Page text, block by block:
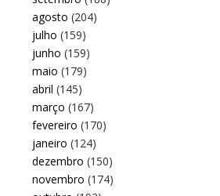
agosto (204)
julho (159)
junho (159)
maio (179)
abril (145)
março (167)
fevereiro (170)
janeiro (124)
dezembro (150)
novembro (174)